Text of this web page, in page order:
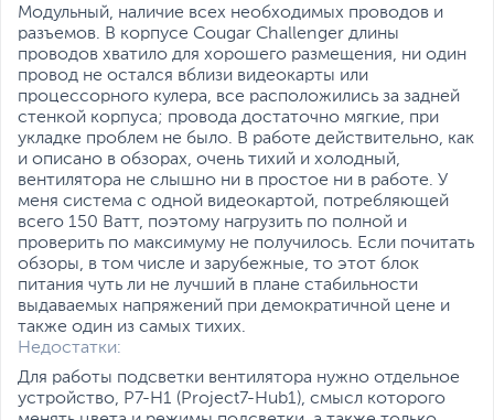
Xарактеристики, комплект поставки и внешний вид данного товара
могут отличаться от указанных или могут быть изменены
производителем без отражения в каталоге интернет-магазина.
Модульный, наличие всех необходимых проводов и
разъемов. В корпусе Cougar Challenger длины
проводов хватило для хорошего размещения, ни один
провод не остался вблизи видеокарты или
процессорного кулера, все расположились за задней
стенкой корпуса; провода достаточно мягкие, при
укладке проблем не было. В работе действительно, как
и описано в обзорах, очень тихий и холодный,
вентилятора не слышно ни в простое ни в работе. У
меня система с одной видеокартой, потребляющей
всего 150 Ватт, поэтому нагрузить по полной и
проверить по максимуму не получилось. Если почитать
обзоры, в том числе и зарубежные, то этот блок
питания чуть ли не лучший в плане стабильности
выдаваемых напряжений при демократичной цене и
также один из самых тихих.
Недостатки:
Для работы подсветки вентилятора нужно отдельное
устройство, P7-H1 (Project7-Hub1), смысл которого